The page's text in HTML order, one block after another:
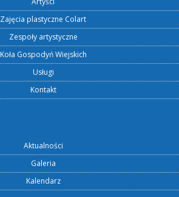
Zajęcia plastyczne Colart
Zespoły artystyczne
Koła Gospodyń Wiejskich
Usługi
Kontakt
Aktualności
Galeria
Kalendarz